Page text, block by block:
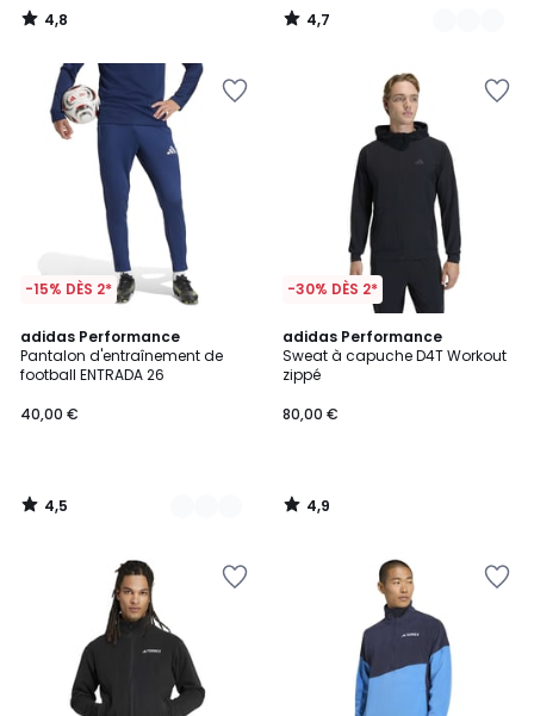
4,8
/
4,7
/
-15% DÈS 2*
adidas Performance
Pantalon d'entraînement de
football ENTRADA 26
40,00 €
4,5
/ 5
2
Couleurs
4,5
/
-30% DÈS 2*
adidas Performance
Sweat à capuche D4T Workout
zippé
80,00 €
4,9
/ 5
4,9
/